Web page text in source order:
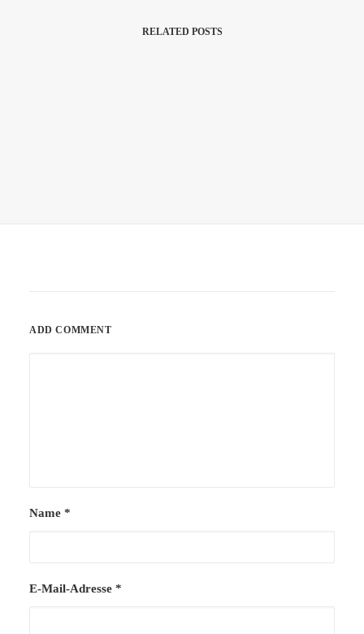
RELATED POSTS
ADD COMMENT
Name *
E-Mail-Adresse *